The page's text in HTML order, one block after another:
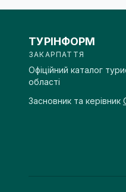
ТУРІНФОРМ
ЗАКАРПАТТЯ
Офіційний каталог
області
Засновник та керівник